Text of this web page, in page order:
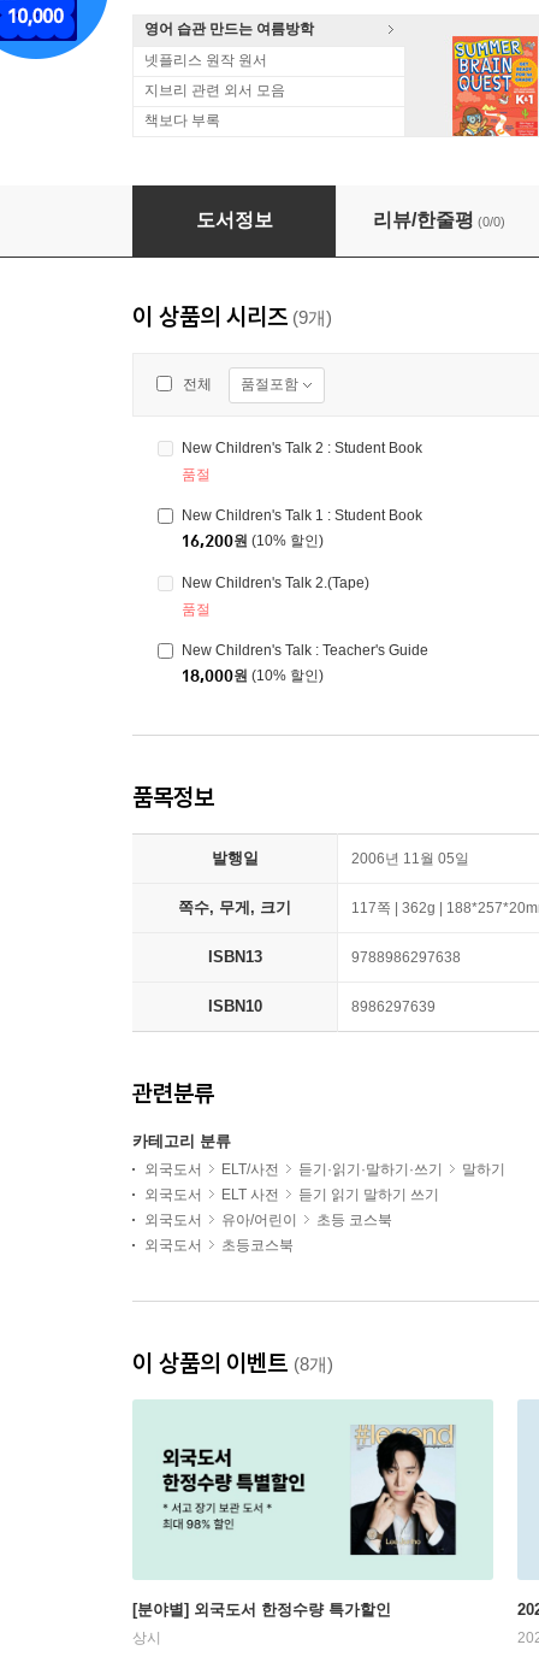
영어 습관 만드는 여름방학
넷플리스 원작 원서
지브리 관련 외서 모음
책보다 부록
New Children's Talk 3 : Student Book
도서정보 리뷰/한줄평 (0/0)
이 상품의 시리즈 (9개)
전체 품절포함
New Children's Talk 2 : Student Book
품절
New Children's Talk 1 : Student Book
16,200원 (10% 할인)
New Children's Talk 2.(Tape)
품절
New Children's Talk : Teacher's Guide
18,000원 (10% 할인)
품목정보
발행일 2006년 11월 05일
쪽수, 무게, 크기 117쪽 | 362g |
ISBN13 9788986297638
ISBN10 8986297639
관련분류
카테고리 분류
외국도서 ELT/사전 듣기·읽기·말하기·쓰기
말하기
외국도서
ELT 사전
듣기 읽기 말하기 쓰기
외국도서
유아/어린이
초등 코스북
외국도서
초등코스북
이 상품의 이벤트 (8개)
[분야별] 외국도서 한정수량 특가할인
상시